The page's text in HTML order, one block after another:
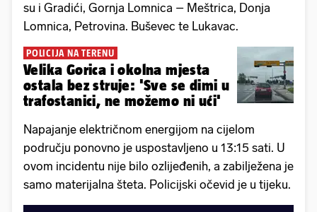
su i Gradići, Gornja Lomnica – Meštrica, Donja
Lomnica, Petrovina. Buševec te Lukavac.
POLICIJA NA TERENU
Velika Gorica i okolna mjesta
ostala bez struje: 'Sve se dimi u
trafostanici, ne možemo ni ući'
Napajanje električnom energijom na cijelom
području ponovno je uspostavljeno u 13:15 sati. U
ovom incidentu nije bilo ozlijeđenih, a zabilježena je
samo materijalna šteta. Policijski očevid je u tijeku.